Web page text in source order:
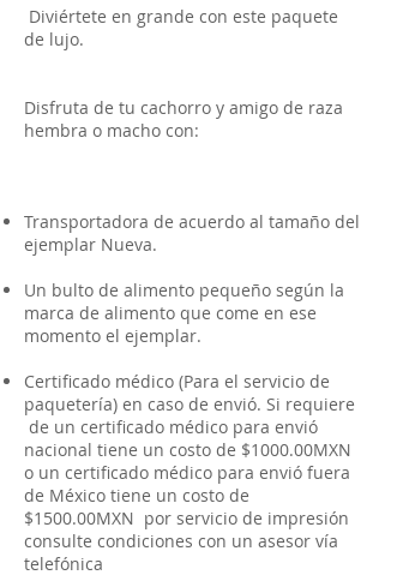
Diviértete en grande con este paquete
de lujo.
Disfruta de tu cachorro y amigo de raza
hembra o macho con:
Transportadora de acuerdo al tamaño del
ejemplar Nueva.
Un bulto de alimento pequeño según la
marca de alimento que come en ese
momento el ejemplar.
Certificado médico (Para el servicio de
paquetería) en caso de envió. Si requiere
de un certificado médico para envió
nacional tiene un costo de $1000.00MXN
o un certificado médico para envió fuera
de México tiene un costo de
$1500.00MXN por servicio de impresión
consulte condiciones con un asesor vía
telefónica